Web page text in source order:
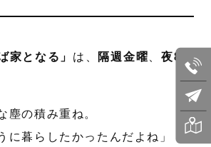
家となる」 は、 隔週金曜
夜8時
塵の積み重ね。
に暮らしたかったんだよね」